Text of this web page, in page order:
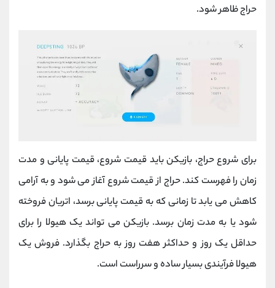
حراج ظاهر شود.
برای شروع حراج، بازیکن باید قیمت شروع، قیمت پایانی و مدت
زمان را فهرست کند. حراج از قیمت شروع آغاز می شود و به آرامی
کاهش می یابد تا زمانی که به قیمت پایانی برسد، اتریان فروخته
شود یا به مدت زمان برسد. بازیکن می تواند یک هیولا را برای
حداقل یک روز و حداکثر هفت روز به حراج بگذارد. فروش یک
هیولا فرآیندی بسیار ساده و سرراست است.